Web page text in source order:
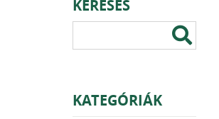
KERESÉS
KATEGÓRIÁK